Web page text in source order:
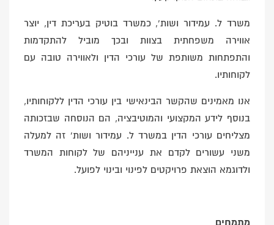
משרד ל. עמידור ושות’, כמשרד בוטיק בעריכת דין, יוצר
אווירה משפחתית בצוות ובכך מוביל להתקדמות
והתפתחות משותפת של עורכי הדין ולאווירה טובה עם
לקוחותיו.
אנו מאמינים שהקשר הבינאישי בין עורכי הדין ללקוחותיו,
בנוסף לידע המקצועי והמוטיבציה, הם הנוסחה שבזכותה
מצליחים עורכי הדין במשרד ל. עמידור ושות’ זה למעלה
משני עשורים לקדם את ענייניהם של לקוחות המשרד
ולדוגמא הוצאת פרויקטים לפינוי ובינוי לפועל.
מתמחים